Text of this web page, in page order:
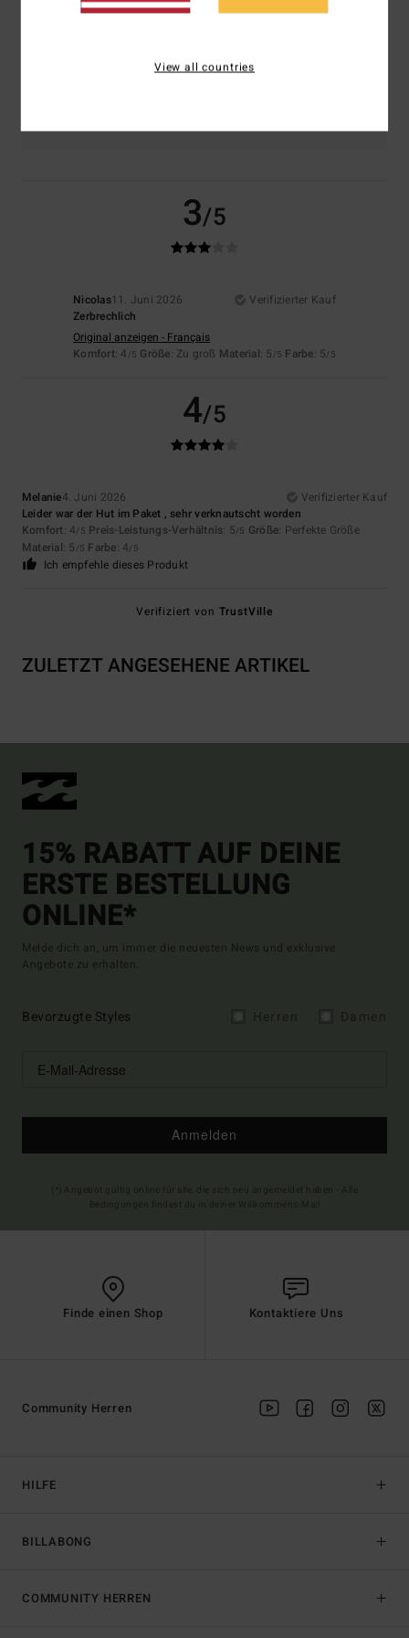
Größe
Material
3/5
Nicolas11. Juni 2026
Verifizierter Kauf
Zerbrechlich
Original anzeigen - Français
Komfort: 4 /5 Größe: Zu groß Material: 5 /5 Farbe: 5/5
4/5
Melanie4. Juni 2026
Verifizierter Kauf
Leider war der Hut im Paket , sehr verknautscht worden
Komfort: 4/5 Preis-Leistungs-Verhältnis: 5/5 Größe: Perfekte Größe
Material: 5 /5 Farbe: 4/5
Ich empfehle dieses Produkt
Verifiziert von TrustVille
ZULETZT ANGESEHENE ARTIKEL
15% RABATT AUF DEINE
ERSTE BESTELLUNG
ONLINE*
Melde dich an, um immer die neuesten News und exklusive
Angebote zu erhalten.
Bevorzugte Styles
Anmelden
Finde einen Shop Kontaktiere Uns
HILFE
BILLABONG
Community Herren
COMMUNITY HERREN
View all countries